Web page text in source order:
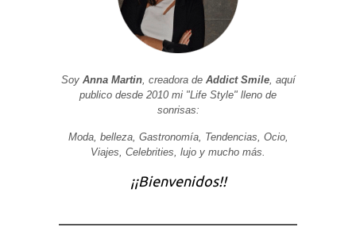
Soy Anna Martin, creadora de Addict Smile, aquí
publico desde 2010 mi "Life Style" lleno de
sonrisas:
Moda, belleza, Gastronomía, Tendencias, Ocio,
Viajes, Celebrities, lujo y mucho más.
¡¡Bienvenidos!!
nuestra web
algunas